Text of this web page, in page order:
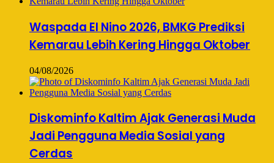
Waspada El Nino 2026, BMKG Prediksi
Kemarau Lebih Kering Hingga Oktober
04/08/2026
Diskominfo Kaltim Ajak Generasi Muda
Jadi Pengguna Media Sosial yang
Cerdas